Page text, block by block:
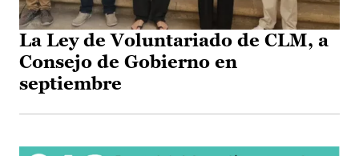
La Ley de Voluntariado de CLM, a
Consejo de Gobierno en
septiembre